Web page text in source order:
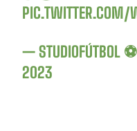
— STUDIOFÚTBOL
2023